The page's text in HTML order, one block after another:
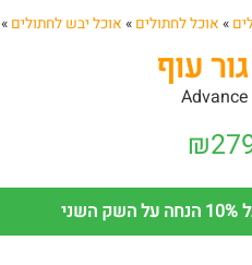
» אוכל לחתולים » אוכל יבש לחתולים »
עוף
₪